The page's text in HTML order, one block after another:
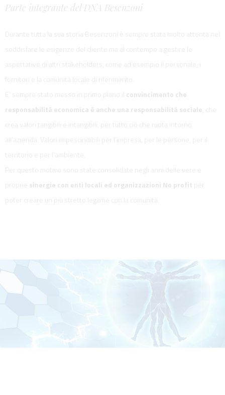
Parte integrante del DNA Besenzoni
Durante tutta la sua storia Besenzoni è sempre stata molto attenta nel
soddisfare le esigenze del cliente ma al contempo a gestire le
aspettative di altri stakeholders, come ad esempio il personale, i
fornitori e la comunità locale di riferimento.
E’ sempre stato messo in primo piano il
convincimento che
responsabilità economica è anche una responsabilità sociale
crea valori tangibili e intangibili, per tutto ciò che ruota intorno
all’azienda. Valori impescindibili per l’impresa, per le persone, per il
territorio e per l’ambiente.
Per questo motivo sono state consolidate negli anni delle vere e
sinergie con enti locali ed organizzazioni No profit
poter creare un più stretto legame con la comunità.